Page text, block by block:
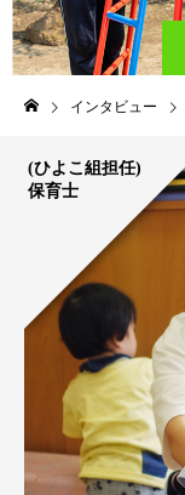
インタビュー
(ひよこ組担任)
保育士